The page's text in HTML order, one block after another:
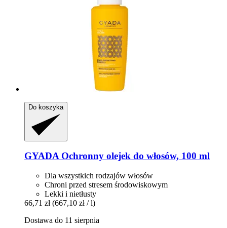
Do koszyka
GYADAOchronny olejek do włosów, 100 ml
Dla wszystkich rodzajów włosów
Chroni przed stresem środowiskowym
Lekki i nietłusty
66,71 zł (667,10 zł / l)
Dostawa do 11 sierpnia